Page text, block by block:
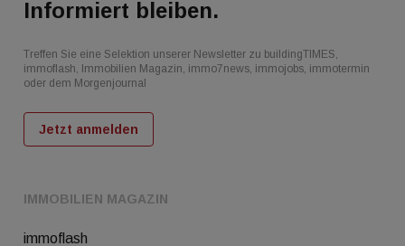
IMMOBILIEN MAGAZIN
immoflash
Informiert bleiben.
Treffen Sie eine Selektion unserer Newsletter zu buildingTIMES,
immoflash, Immobilien Magazin, immo7news, immojobs, immotermin
oder dem Morgenjournal
Jetzt anmelden